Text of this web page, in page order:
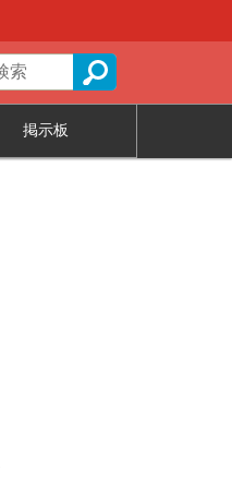
掲示板